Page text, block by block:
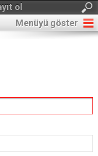
ol
Menüyü göster